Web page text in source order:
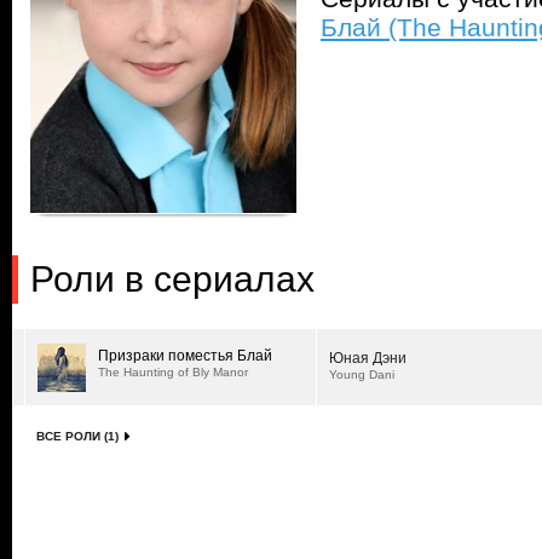
Блай (The
Роли в сериалах
Призраки поместья Блай
The Haunting of Bly Manor
Юная Дэни
Young Dani
ВСЕ РОЛИ (1)